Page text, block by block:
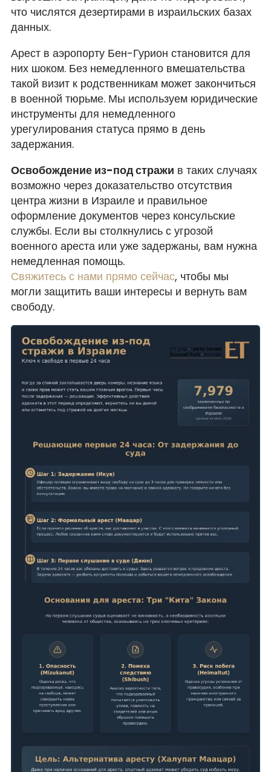
что числятся дезертирами в израильских базах
данных.
Арест в аэропорту Бен-Гурион становится для
них шоком. Без немедленного вмешательства
такой визит к родственникам может закончиться
в военной тюрьме. Мы используем юридические
инструменты для немедленного
урегулирования статуса прямо в день
задержания.
Освобождение из-под стражи в таких случаях
возможно через доказательство отсутствия
центра жизни в Израиле и правильное
оформление документов через консульские
службы. Если вы столкнулись с угрозой
военного ареста или уже задержаны, вам нужна
немедленная помощь.
Свяжитесь с нами прямо сейчас, чтобы мы
могли защитить ваши интересы и вернуть вам
свободу.